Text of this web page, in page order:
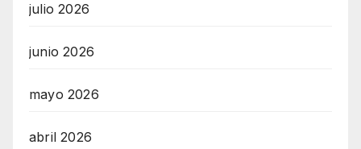
julio 2026
junio 2026
mayo 2026
abril 2026